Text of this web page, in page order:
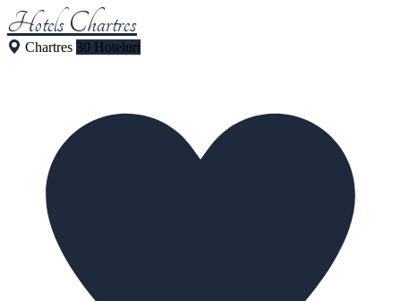
Hotels Chartres
Chartres 30 Hoteluri